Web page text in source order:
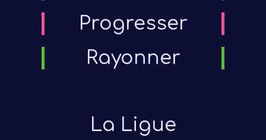
Progresser
Rayonner
La Ligue